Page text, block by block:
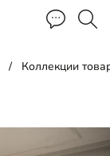
Коллекции